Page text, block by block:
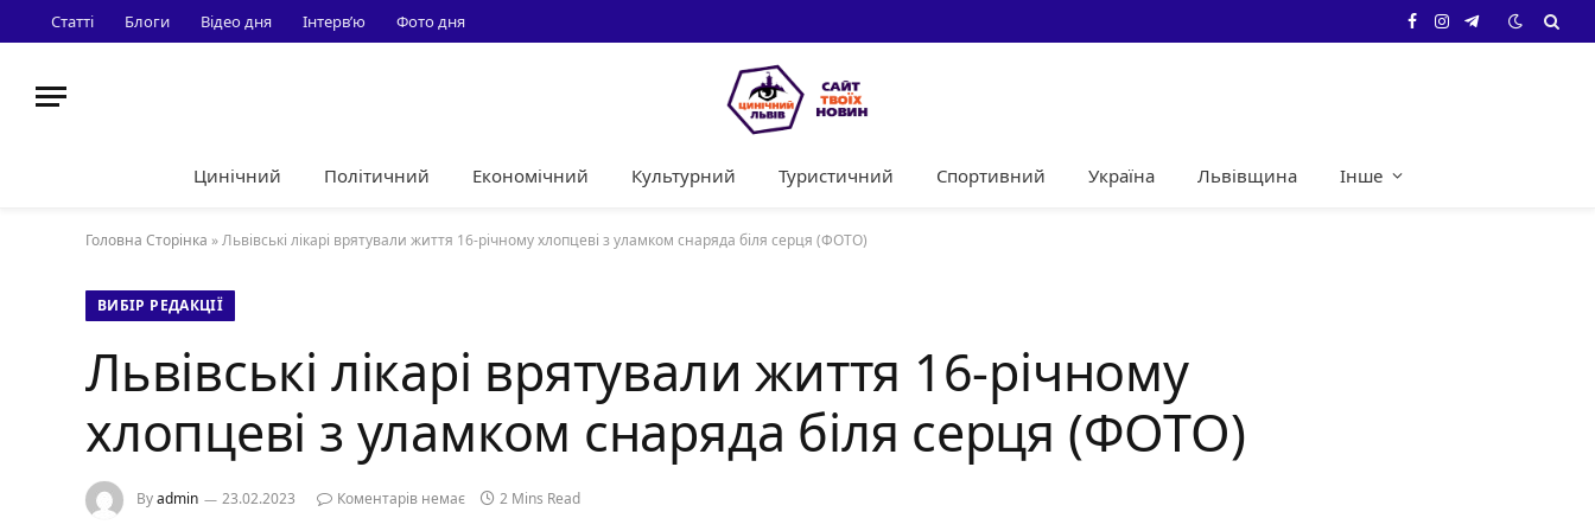
Статті Блоги Відео дня Інтерв’ю Фото дня Facebook
Instagram
Telegram
Цинічний Політичний Економічний Культурний Туристичний Спортивний Україна Львівщина Інше
Головна Сторінка »Львівські лікарі врятували життя 16-річному хлопцеві з уламком снаряда біля серця (ФОТО)
ВИБІР РЕДАКЦІЇ
Львівські лікарі врятували життя 16-річному
хлопцеві з уламком снаряда біля серця (ФОТО)
Byadmin 23.02.2023 Коментарів немає 2 Mins Read